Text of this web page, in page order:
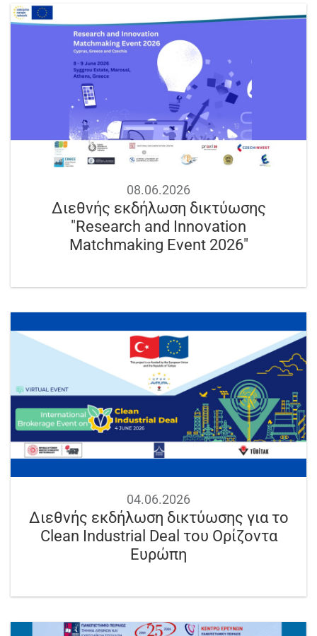
08.06.2026
Διεθνής εκδήλωση δικτύωσης
"Research and Innovation
Matchmaking Event 2026"
04.06.2026
Διεθνής εκδήλωση δικτύωσης για το
Clean Industrial Deal του Ορίζοντα
Ευρώπη